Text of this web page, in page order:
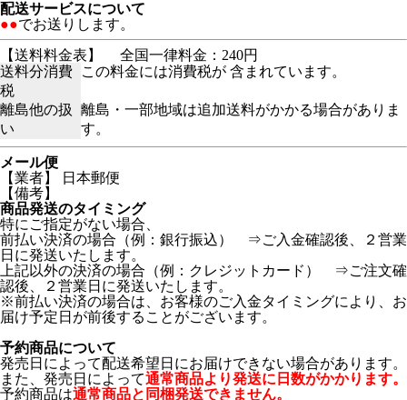
配送サービスについて
●●でお送りします。
【送料料金表】
全国一律料金：240円
送料分消費
税
この料金には消費税が 含まれています。
離島他の扱
い
離島・一部地域は追加送料がかかる場合がありま
す。
メール便
【業者】 日本郵便
【備考】
商品発送のタイミング
特にご指定がない場合、
前払い決済の場合（例：銀行振込） ⇒ご入金確認後、２営業
日に発送いたします。
上記以外の決済の場合（例：クレジットカード） ⇒ご注文確
認後、２営業日に発送いたします。
※前払い決済の場合は、お客様のご入金タイミングにより、お
届け予定日が前後することがございます。
予約商品について
発売日によって配送希望日にお届けできない場合があります。
また、発売日によって通常商品より発送に日数がかかります。
予約商品は通常商品と同梱発送できません。